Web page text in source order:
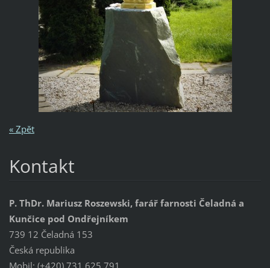
« Zpět
Kontakt
P. ThDr. Mariusz Roszewski, farář farnosti Čeladná a
Kunčice pod Ondřejníkem
739 12 Čeladná 153
Česká republika
Mobil: (+420) 731 625 791